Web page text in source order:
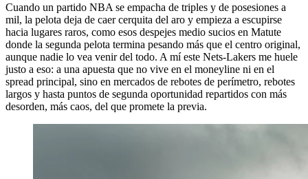
Cuando un partido NBA se empacha de triples y de posesiones a
mil, la pelota deja de caer cerquita del aro y empieza a escupirse
hacia lugares raros, como esos despejes medio sucios en Matute
donde la segunda pelota termina pesando más que el centro original,
aunque nadie lo vea venir del todo. A mí este Nets-Lakers me huele
justo a eso: a una apuesta que no vive en el moneyline ni en el
spread principal, sino en mercados de rebotes de perímetro, rebotes
largos y hasta puntos de segunda oportunidad repartidos con más
desorden, más caos, del que promete la previa.